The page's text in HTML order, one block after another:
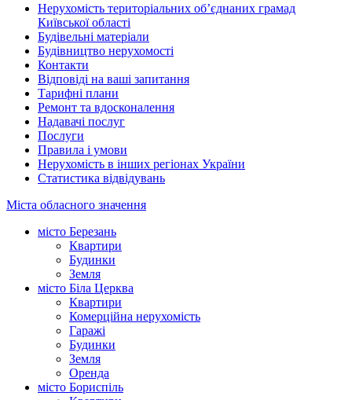
Нерухомість територіальних об’єднаних грамад
Київської області
Будівельні матеріали
Будівництво нерухомості
Контакти
Відповіді на ваші запитання
Тарифні плани
Ремонт та вдосконалення
Надавачі послуг
Послуги
Правила і умови
Нерухомість в інших регіонах України
Статистика відвідувань
Міста обласного значення
місто Березань
Квартири
Будинки
Земля
місто Біла Церква
Квартири
Комерційна нерухомість
Гаражі
Будинки
Земля
Оренда
місто Бориспіль